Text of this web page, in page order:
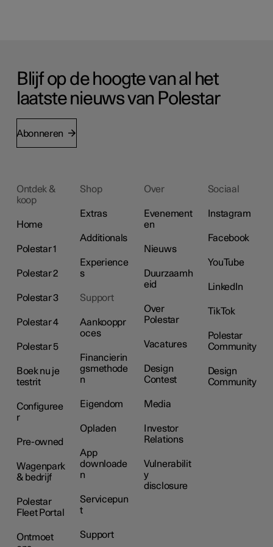
Blijf op de hoogte van al het
laatste nieuws van Polestar
Abonneren
Ontdek &
koop
Home
Polestar 1
Polestar 2
Polestar 3
Polestar 4
Polestar 5
Boek nu je
testrit
Configuree
r
Pre-owned
Wagenpark
& bedrijf
Polestar
Fleet Portal
Ontmoet
Shop
Extras
Additionals
Experience
s
Support
Aankooppr
oces
Financierin
gsmethode
n
Eigendom
Opladen
App
downloade
n
Servicepun
t
Support
Over
Evenement
en
Nieuws
Duurzaamh
eid
Over
Polestar
Vacatures
Design
Contest
Media
Investor
Relations
Vulnerabilit
y
disclosure
Sociaal
Instagram
Facebook
YouTube
LinkedIn
TikTok
Polestar
Community
Design
Community